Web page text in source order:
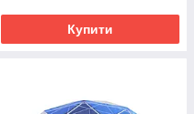
Купити